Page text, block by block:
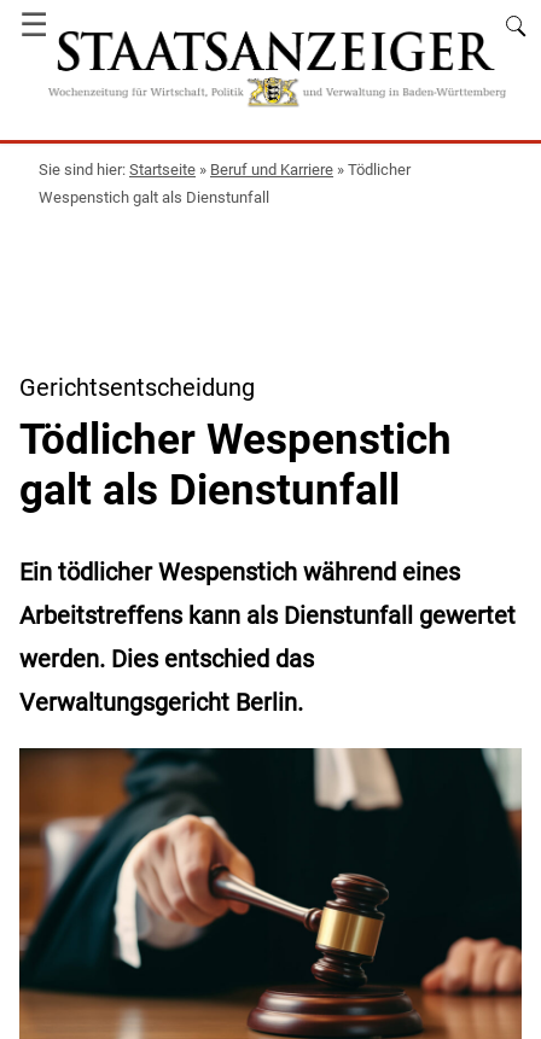
☰
Startseite » Beruf und Karriere » Tödlicher
Wespenstich galt als Dienstunfall
Gerichtsentscheidung
Tödlicher Wespenstich
galt als Dienstunfall
Ein tödlicher Wespenstich während eines
Arbeitstreffens kann als Dienstunfall gewertet
werden. Dies entschied das
Verwaltungsgericht Berlin.